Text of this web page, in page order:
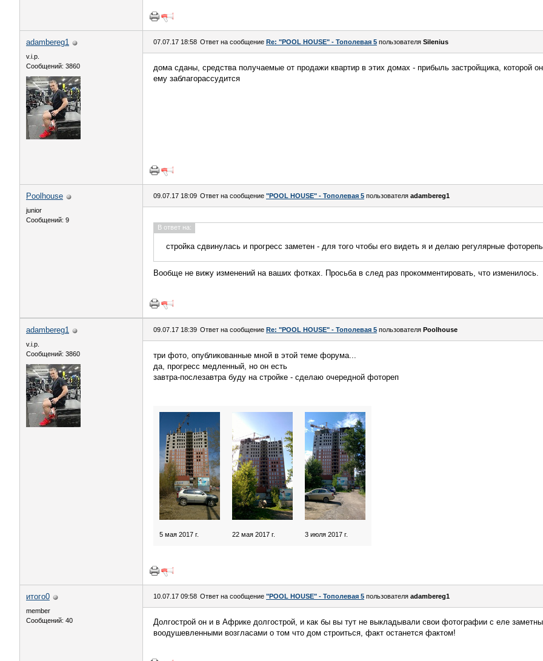
adambereg1
v.i.p.
Сообщений: 3860
07.07.17 18:58 Ответ на сообщение Re: "POOL HOUSE" - Тополевая 5 пользователя Silenius
дома сданы, средства получаемые от продажи квартир в этих домах - прибыль застройщика, которой
ему заблагорассудится
Poolhouse
junior
Сообщений: 9
09.07.17 18:09 Ответ на сообщение "POOL HOUSE" - Тополевая 5 пользователя adambereg1
В ответ на:
стройка сдвинулась и прогресс заметен - для того чтобы его видеть я и делаю регулярные
Вообще не вижу изменений на ваших фотках. Просьба в след раз прокомментировать, что изменилось.
adambereg1
v.i.p.
Сообщений: 3860
09.07.17 18:39 Ответ на сообщение Re: "POOL HOUSE" - Тополевая 5 пользователя Poolhouse
три фото, опубликованные мной в этой теме форума...
да, прогресс медленный, но он есть
завтра-послезавтра буду на стройке - сделаю очередной фотореп
5 мая 2017 г. 22 мая 2017 г. 3 июля 2017 г.
итого0
member
Сообщений: 40
10.07.17 09:58 Ответ на сообщение "POOL HOUSE" - Тополевая 5 пользователя adambereg1
Долгострой он и в Африке долгострой, и как бы вы тут не выкладывали свои фотографии с еле
воодушевленными возгласами о том что дом строиться, факт останется фактом!